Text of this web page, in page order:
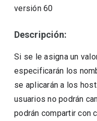
versión60
Descripción:
Si se le asigna un
especificarán los
se aplicarán a los
usuarios no podrán
podrán compartir con